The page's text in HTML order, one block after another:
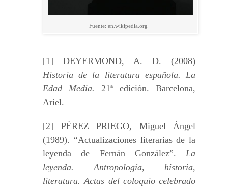
Fuente: en.wikipedia.org
[1] DEYERMOND, A. D. (2008)
Historia de la literatura española. La
Edad Media. 21ª edición. Barcelona,
Ariel.
[2] PÉREZ PRIEGO, Miguel Ángel
(1989). “Actualizaciones literarias de la
leyenda de Fernán González”. La
leyenda. Antropología, historia,
literatura. Actas del coloquio celebrado